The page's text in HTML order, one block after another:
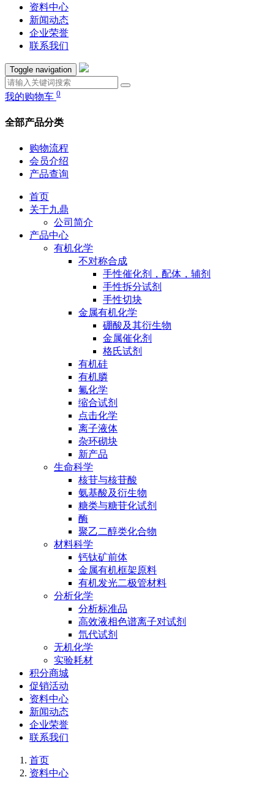
资料中心
新闻动态
企业荣誉
联系我们
Toggle navigation
我的购物车 0
全部产品分类
购物流程
会员介绍
产品查询
首页
关于九鼎
公司简介
产品中心
有机化学
不对称合成
手性催化剂，配体，辅剂
手性拆分试剂
手性切块
金属有机化学
硼酸及其衍生物
金属催化剂
格氏试剂
有机硅
有机膦
氟化学
缩合试剂
点击化学
离子液体
杂环砌块
新产品
生命科学
核苷与核苷酸
氨基酸及衍生物
糖类与糖苷化试剂
酶
聚乙二醇类化合物
材料科学
钙钛矿前体
金属有机框架原料
有机发光二极管材料
分析化学
分析标准品
高效液相色谱离子对试剂
氘代试剂
无机化学
实验耗材
积分商城
促销活动
资料中心
新闻动态
企业荣誉
联系我们
首页
资料中心